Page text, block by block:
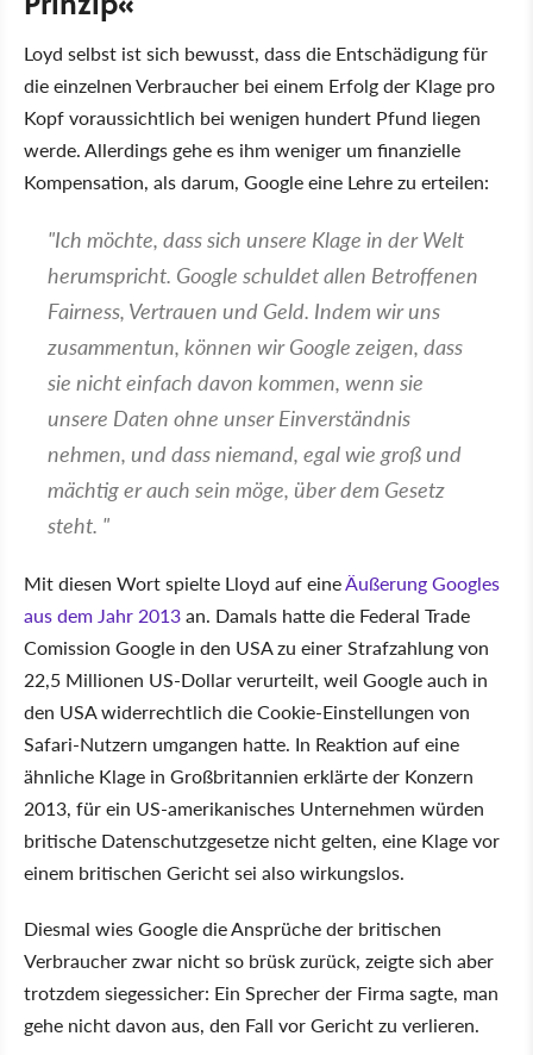
Loyd selbst ist sich bewusst, dass die Entschädigung für
die einzelnen Verbraucher bei einem Erfolg der Klage pro
Kopf voraussichtlich bei wenigen hundert Pfund liegen
werde. Allerdings gehe es ihm weniger um finanzielle
Kompensation, als darum, Google eine Lehre zu erteilen:
"Ich möchte, dass sich unsere Klage in der Welt
herumspricht. Google schuldet allen Betroffenen
Fairness, Vertrauen und Geld. Indem wir uns
zusammentun, können wir Google zeigen, dass
sie nicht einfach davon kommen, wenn sie
unsere Daten ohne unser Einverständnis
nehmen, und dass niemand, egal wie groß und
mächtig er auch sein möge, über dem Gesetz
steht. "
Mit diesen Wort spielte Lloyd auf eineÄußerung Googles
aus dem Jahr 2013an. Damals hatte die Federal Trade
Comission Google in den USA zu einer Strafzahlung von
22,5 Millionen US-Dollar verurteilt, weil Google auch in
den USA widerrechtlich die Cookie-Einstellungen von
Safari-Nutzern umgangen hatte. In Reaktion auf eine
ähnliche Klage in Großbritannien erklärte der Konzern
2013, für ein US-amerikanisches Unternehmen würden
britische Datenschutzgesetze nicht gelten, eine Klage vor
einem britischen Gericht sei also wirkungslos.
Diesmal wies Google die Ansprüche der britischen
Verbraucher zwar nicht so brüsk zurück, zeigte sich aber
trotzdem siegessicher: Ein Sprecher der Firma sagte, man
gehe nicht davon aus, den Fall vor Gericht zu verlieren.